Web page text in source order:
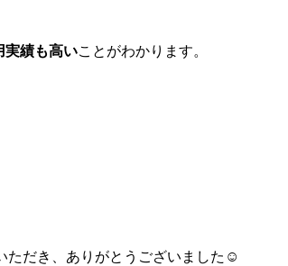
実績も高いことがわかります。
ただき、ありがとうございました☺️